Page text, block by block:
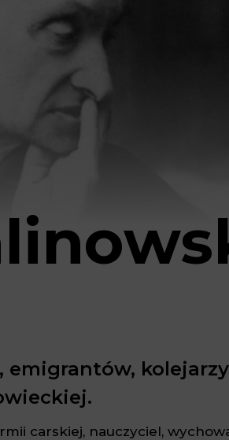
carskiej, nauczyciel,